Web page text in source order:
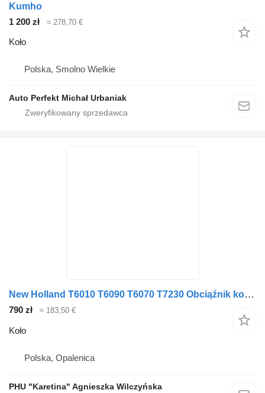
Kumho
1 200 zł
≈ 278,70 €
Koło
Polska, Smolno Wielkie
Auto Perfekt Michał Urbaniak
New Holland T6010 T6090 T6070 T7230 Obciąźnik koła 65kg 47127369 do New Holland
790 zł ≈ 183,50 €
Koło
Polska, Opalenica
PHU "Karetina" Agnieszka Wilczyńska